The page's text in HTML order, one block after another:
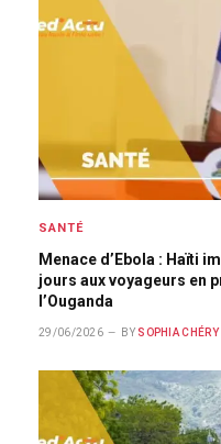
SANTÉ
Menace d’Ebola : Haïti
jours aux voyageurs en
l’Ouganda
29/06/2026 BY SOPHIA CHÉRY